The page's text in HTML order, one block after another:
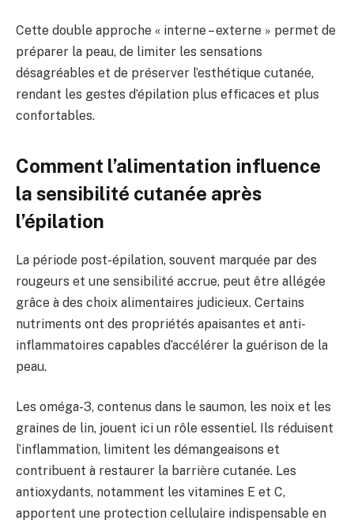
Cette double approche « interne – externe » permet de
préparer la peau, de limiter les sensations
désagréables et de préserver l’esthétique cutanée,
rendant les gestes d’épilation plus efficaces et plus
confortables.
Comment l’alimentation influence
la sensibilité cutanée après
l’épilation
La période post-épilation, souvent marquée par des
rougeurs et une sensibilité accrue, peut être allégée
grâce à des choix alimentaires judicieux. Certains
nutriments ont des propriétés apaisantes et anti-
inflammatoires capables d’accélérer la guérison de la
peau.
Les oméga-3, contenus dans le saumon, les noix et les
graines de lin, jouent ici un rôle essentiel. Ils réduisent
l’inflammation, limitent les démangeaisons et
contribuent à restaurer la barrière cutanée. Les
antioxydants, notamment les vitamines E et C,
apportent une protection cellulaire indispensable en